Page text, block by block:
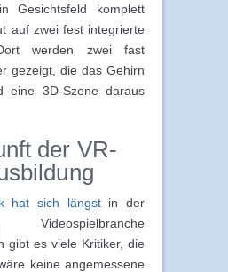
Gesichtsfeld komplett
auf zwei fest integrierte
werden zwei fast
gezeigt, die das Gehirn
eine 3D-Szene daraus
der VR-
hat sich längstin der
Videospielbranche
gibt es viele Kritiker, die
keine angemessene